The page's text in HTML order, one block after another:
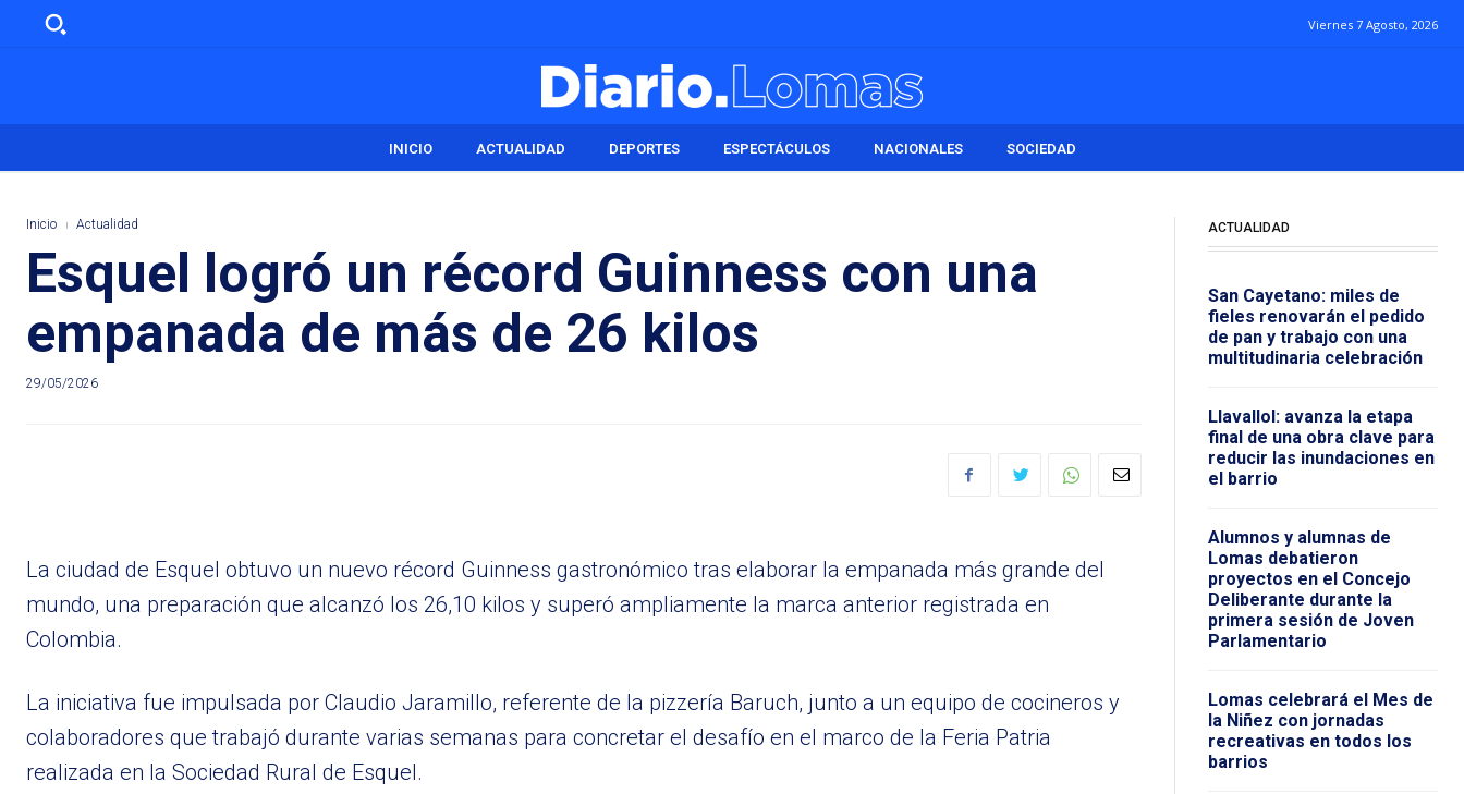
Viernes 7 Agosto, 2026
INICIO ACTUALIDAD DEPORTES ESPECTÁCULOS NACIONALES SOCIEDAD
Inicio Actualidad
Esquel logró un récord Guinness con una
empanada de más de 26 kilos
29/05/2026
La ciudad de Esquel obtuvo un nuevo récord Guinness gastronómico tras elaborar la empanada más grande del
mundo, una preparación que alcanzó los 26,10 kilos y superó ampliamente la marca anterior registrada en
Colombia.
La iniciativa fue impulsada por Claudio Jaramillo, referente de la pizzería Baruch, junto a un equipo de cocineros y
colaboradores que trabajó durante varias semanas para concretar el desafío en el marco de la Feria Patria
realizada en la Sociedad Rural de Esquel.
ACTUALIDAD
San Cayetano: miles de
fieles renovarán el pedido
de pan y trabajo con una
multitudinaria celebración
Llavallol: avanza la etapa
final de una obra clave para
reducir las inundaciones en
el barrio
Alumnos y alumnas de
Lomas debatieron
proyectos en el Concejo
Deliberante durante la
primera sesión de Joven
Parlamentario
Lomas celebrará el Mes de
la Niñez con jornadas
recreativas en todos los
barrios